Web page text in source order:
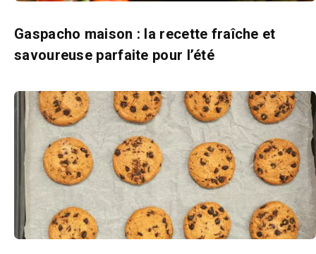
Gaspacho maison : la recette fraîche et
savoureuse parfaite pour l’été